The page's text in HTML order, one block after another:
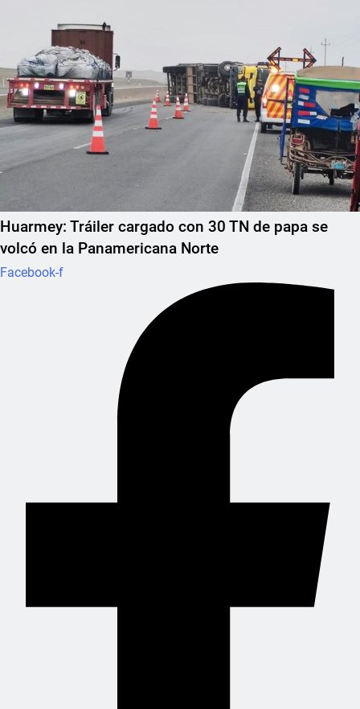
Huarmey: Tráiler cargado con 30 TN de papa se
volcó en la Panamericana Norte
Facebook-f